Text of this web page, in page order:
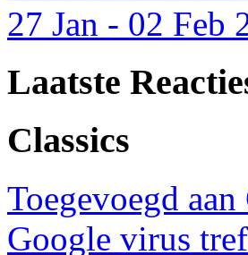
27 Jan - 02 Feb
Laatste
Classics
Toegevoegd
Google virus